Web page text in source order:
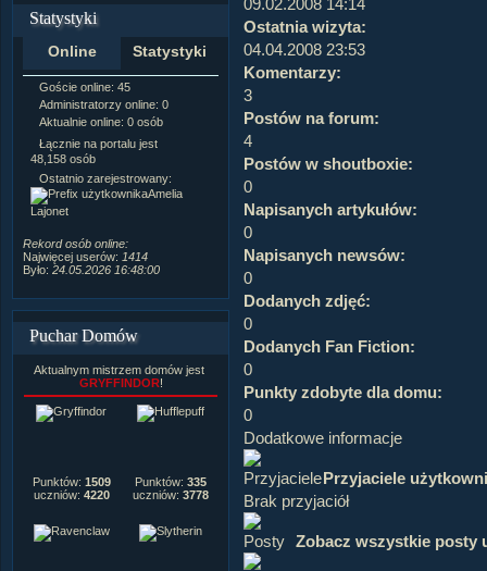
Statystyki
Online Statystyki
Goście online: 45
Administratorzy online: 0
Aktualnie online: 0 osób
Łącznie na portalu jest
48,158 osób
Ostatnio zarejestrowany:
Amelia
Lajonet
Rekord osób online:
Najwięcej userów: 1414
Było: 24.05.2026 16:48:00
Napisanych artykułów:
Dodanych newsów:
Zdjęć w galerii:21,490
Tematów na forum:
Postów na forum:
319,637
222,019
Rozdanych pochwał:3,327
Wlepionych ostrzeżeń:
4,170
Puchar Domów
Aktualnym mistrzem domów jest
GRYFFINDOR!
Punktów: 1509
uczniów: 4220
Punktów: 335
uczniów: 3778
09.02.2008 14:14
Ostatnia wizyta:
04.04.2008 23:53
Komentarzy:
3
Postów na forum:
4
Postów w shoutboxie:
0
Napisanych artykułów:
0
Napisanych newsów:
0
Dodanych zdjęć:
0
Dodanych Fan Fiction:
0
Punkty zdobyte dla domu:
0
Dodatkowe informacje
Przyjaciele
Brak przyjaciół
Zobacz wszystkie posty